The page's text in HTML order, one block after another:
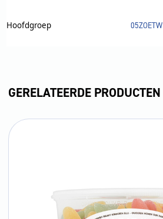
Hoofdgroep 05ZOETW
GERELATEERDE PRODUCTEN